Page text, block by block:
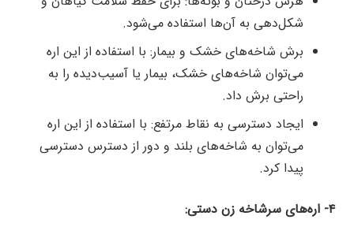
شکل‌دهی به آن‌ها استفاده می‌شود.
برش شاخه‌های خشک و بیمار: با استفاده از این اره
می‌توان شاخه‌های خشک، بیمار یا آسیب‌دیده را به
راحتی برش داد.
ایجاد دسترسی به نقاط مرتفع: با استفاده از این اره
می‌توان به شاخه‌های بلند و دور از دسترس دسترسی
پیدا کرد.
۴- اره‌های سرشاخه زن دستی: